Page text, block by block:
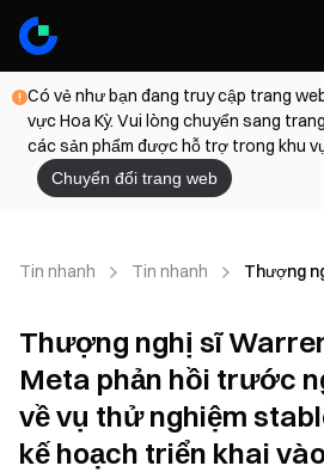
Có vẻ như bạn đang truy cập trang
vực Hoa Kỳ. Vui lòng chuyển sang
các sản phẩm được hỗ trợ trong khu
Chuyển đổi trang web
Tin nhanh Tin nhanh Thượng
Thượng nghị sĩ
Meta phản hồi trước
về vụ thử nghiệm
kế hoạch triển khai